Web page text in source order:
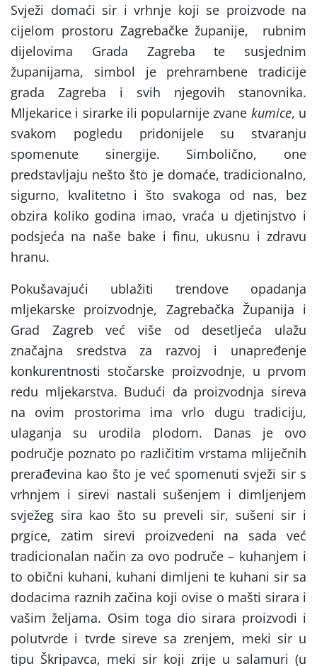
Svježi domaći sir i vrhnje koji se proizvode na
cijelom prostoru Zagrebačke županije, rubnim
dijelovima Grada Zagreba te susjednim
županijama, simbol je prehrambene tradicije
grada Zagreba i svih njegovih stanovnika.
Mljekarice i sirarke ili popularnije zvane kumice, u
svakom pogledu pridonijele su stvaranju
spomenute sinergije. Simbolično, one
predstavljaju nešto što je domaće, tradicionalno,
sigurno, kvalitetno i što svakoga od nas, bez
obzira koliko godina imao, vraća u djetinjstvo i
podsjeća na naše bake i finu, ukusnu i zdravu
hranu.
Pokušavajući ublažiti trendove opadanja
mljekarske proizvodnje, Zagrebačka Županija i
Grad Zagreb već više od desetljeća ulažu
značajna sredstva za razvoj i unapređenje
konkurentnosti stočarske proizvodnje, u prvom
redu mljekarstva. Budući da proizvodnja sireva
na ovim prostorima ima vrlo dugu tradiciju,
ulaganja su urodila plodom. Danas je ovo
područje poznato po različitim vrstama mliječnih
prerađevina kao što je već spomenuti svježi sir s
vrhnjem i sirevi nastali sušenjem i dimljenjem
svježeg sira kao što su preveli sir, sušeni sir i
prgice, zatim sirevi proizvedeni na sada već
tradicionalan način za ovo područe – kuhanjem i
to obični kuhani, kuhani dimljeni te kuhani sir sa
dodacima raznih začina koji ovise o mašti sirara i
vašim željama. Osim toga dio sirara proizvodi i
polutvrde i tvrde sireve sa zrenjem, meki sir u
tipu Škripavca, meki sir koji zrije u salamuri (u